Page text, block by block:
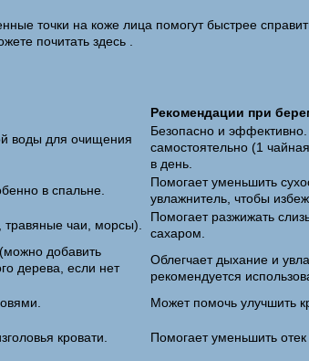
точки на коже лица помогут быстрее
почитать здесь .
Рекомендации при
воды для очищения
Безопасно и эффективно.
самостоятельно (1
в день.
в спальне.
Помогает уменьшить
увлажнитель, чтобы
травяные чаи, морсы).
Помогает разжижать
сахаром.
добавить
дерева, если нет
Облегчает дыхание и
рекомендуется
Может помочь улучшить
кровати. Помогает уменьшить